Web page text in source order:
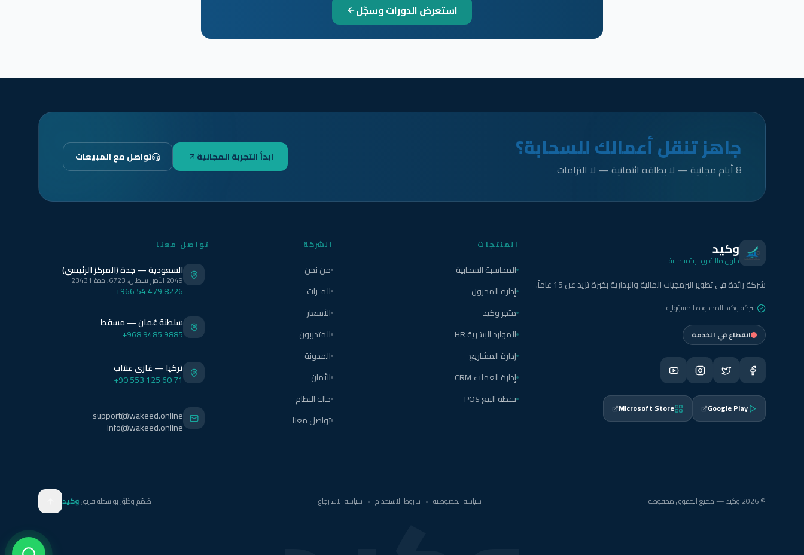
استعرض الدورات وسجّل
جاهز تنقل أعمالك للسحابة؟
8 أيام مجانية — لا بطاقة ائتمانية — لا التزامات
ابدأ التجربة المجانية تواصل مع المبيعات
وكيد
حلول مالية وإدارية سحابية
شركة رائدة في تطوير البرمجيات المالية والإدارية بخبرة تزيد عن 15 عاماً.
شركة وكيد المحدودة المسؤولية
انقطاع في الخدمة
Google Play
Microsoft Store
المنتجات
المحاسبة السحابية
إدارة المخزون
متجر وكيد
الموارد البشرية HR
إدارة المشاريع
إدارة العملاء CRM
نقطة البيع POS
الشركة
من نحن
الميزات
الأسعار
المتدربون
المدونة
الأمان
حالة النظام
تواصل معنا
تواصل معنا
السعودية — جدة (المركز الرئيسي)
2049 الأمير سلطان، 6723، جدة 23431
+966 54 479 8226
سلطنة عُمان — مسقط
+968 9485 9885
تركيا — غازي عنتاب
+90 553 125 60 71
support@wakeed.online
info@wakeed.online
© 2026 وكيد — جميع الحقوق محفوظة سياسة الخصوصية • شروط الاستخدام • سياسة الاسترجاع صُمّم وطُوّر بواسطة فريقوكيد